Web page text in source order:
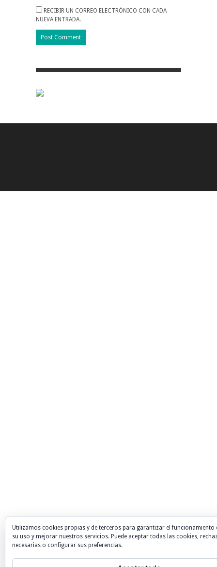
RECIBIR UN CORREO ELECTRÓNICO CON CADA
NUEVA ENTRADA.
Utilizamos cookies propias y de terceros para garantizar el funcionamiento
su uso y mejorar nuestros servicios. Puede aceptar todas las cookies,
necesarias o configurar sus preferencias.